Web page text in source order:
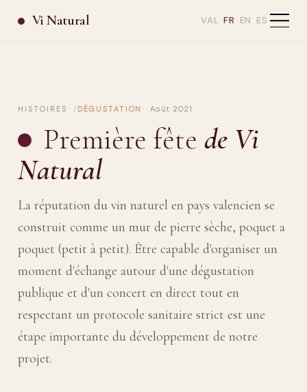
Vi Natural VAL FR EN ES
HISTOIRES DÉGUSTATION Août 2021
Première fête de Vi
Natural
La réputation du vin naturel en pays valencien se
construit comme un mur de pierre sèche, poquet a
poquet (petit à petit). Être capable d'organiser un
moment d'échange autour d'une dégustation
publique et d'un concert en direct tout en
respectant un protocole sanitaire strict est une
étape importante du développement de notre
projet.